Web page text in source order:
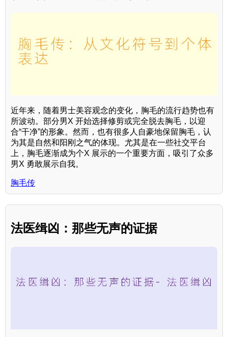
近年来，随着男士美容观念的变化，胸毛的流行趋势也有
所波动。部分男X 开始选择修剪或完全脱去胸毛，以迎
合“干净”的形象。然而，也有很多人自豪地保留胸毛，认
为其是自然和阳刚之气的体现。尤其是在一些社交平台
上，胸毛逐渐成为个X 展示的一个重要方面，吸引了众多
男X 勇敢展示自我。
胸毛传
法医缉凶：那些无声的证据